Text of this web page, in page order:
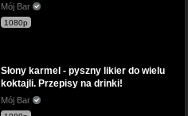
Mój Bar
1080p
Słony karmel - pyszny likier do wielu
koktajli. Przepisy na drinki!
Mój Bar